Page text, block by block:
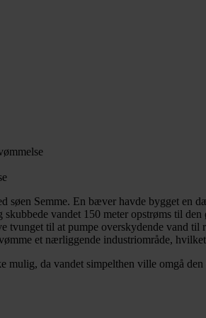
Semme. En bæver havde bygget en
vandet 150 meter opstrøms til
tvunget til at pumpe overskydende vand
et nærliggende industriområde,
da vandet simpelthen ville omgå